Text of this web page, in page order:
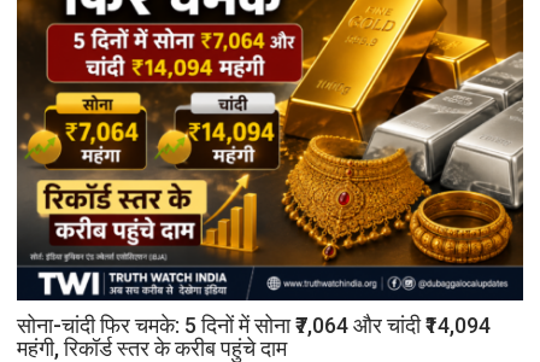
सोना-चांदी फिर चमके: 5 दिनों में सोना ₹7,064 और चांदी ₹14,094
महंगी, रिकॉर्ड स्तर के करीब पहुंचे दाम